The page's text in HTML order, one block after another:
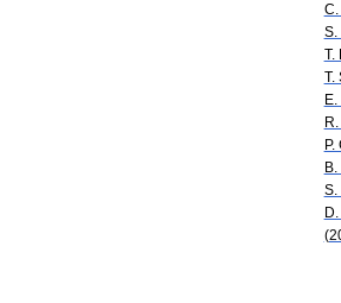
S.
T.
T.
P.
S.